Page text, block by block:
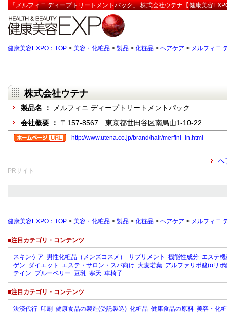
「メルフィニ ディープトリートメントパック」:株式会社ウテナ【健康美容
健康美容EXPO：TOP > 美容・化粧品 > 製品 > 化粧品 > ヘアケア > メルフィニ
株式会社ウテナ
製品名 ：
メルフィニ ディープトリートメントパック
会社概要 ： 〒157-8567 東京都世田谷区南烏山1-10-22
http://www.utena.co.jp/brand/hair/merfini_in.html
ヘ
PRサイト
健康美容EXPO：TOP > 美容・化粧品 > 製品 > 化粧品 > ヘアケア > メルフィニ
■注目カテゴリ・コンテンツ
スキンケア 男性化粧品（メンズコスメ） サプリメント 機能性成分 エステ
ゲン ダイエット エステ・サロン・スパ向け 大麦若葉 アルファリポ酸(αリポ
テイン ブルーベリー 豆乳 寒天 車椅子
■注目カテゴリ・コンテンツ
決済代行 印刷 健康食品の製造(受託製造) 化粧品 健康食品の原料 美容・化